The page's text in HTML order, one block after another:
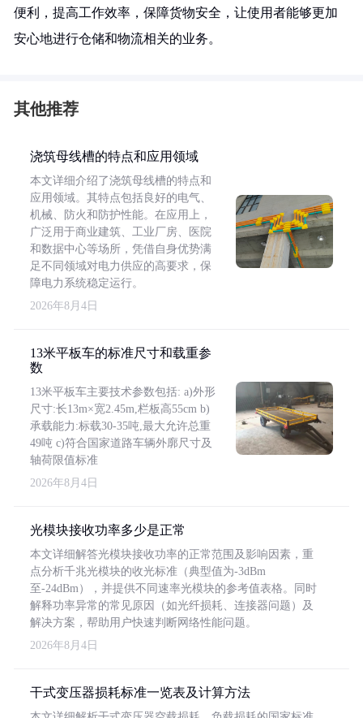
便利，提高工作效率，保障货物安全，让使用者能够更加
安心地进行仓储和物流相关的业务。
其他推荐
浇筑母线槽的特点和应用领域
本文详细介绍了浇筑母线槽的特点和
应用领域。其特点包括良好的电气、
机械、防火和防护性能。在应用上，
广泛用于商业建筑、工业厂房、医院
和数据中心等场所，凭借自身优势满
足不同领域对电力供应的高要求，保
障电力系统稳定运行。
2026年8月4日
13米平板车的标准尺寸和载重参
数
13米平板车主要技术参数包括: a)外形
尺寸:长13m×宽2.45m,栏板高55cm b)
承载能力:标载30-35吨,最大允许总重
49吨 c)符合国家道路车辆外廓尺寸及
轴荷限值标准
2026年8月4日
光模块接收功率多少是正常
本文详细解答光模块接收功率的正常范围及影响因素，重
点分析千兆光模块的收光标准（典型值为-3dBm
至-24dBm），并提供不同速率光模块的参考值表格。同时
解释功率异常的常见原因（如光纤损耗、连接器问题）及
解决方案，帮助用户快速判断网络性能问题。
2026年8月4日
干式变压器损耗标准一览表及计算方法